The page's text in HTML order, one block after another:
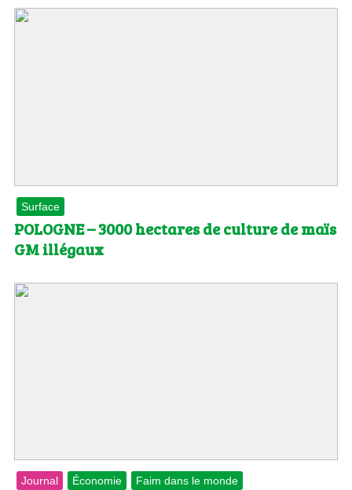
Surface
POLOGNE – 3000 hectares de culture de maïs
GM illégaux
Journal Économie Faim dans le monde